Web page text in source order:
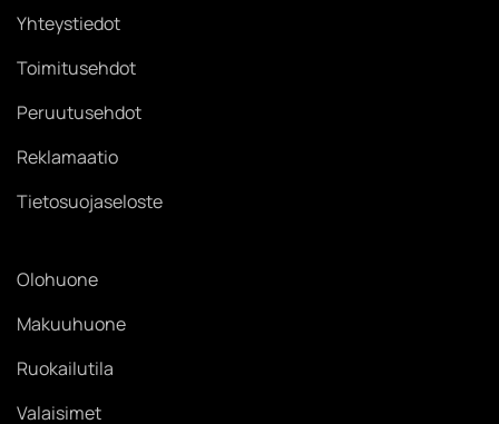
Yhteystiedot
Toimitusehdot
Peruutusehdot
Reklamaatio
Tietosuojaseloste
Olohuone
Makuuhuone
Ruokailutila
Valaisimet